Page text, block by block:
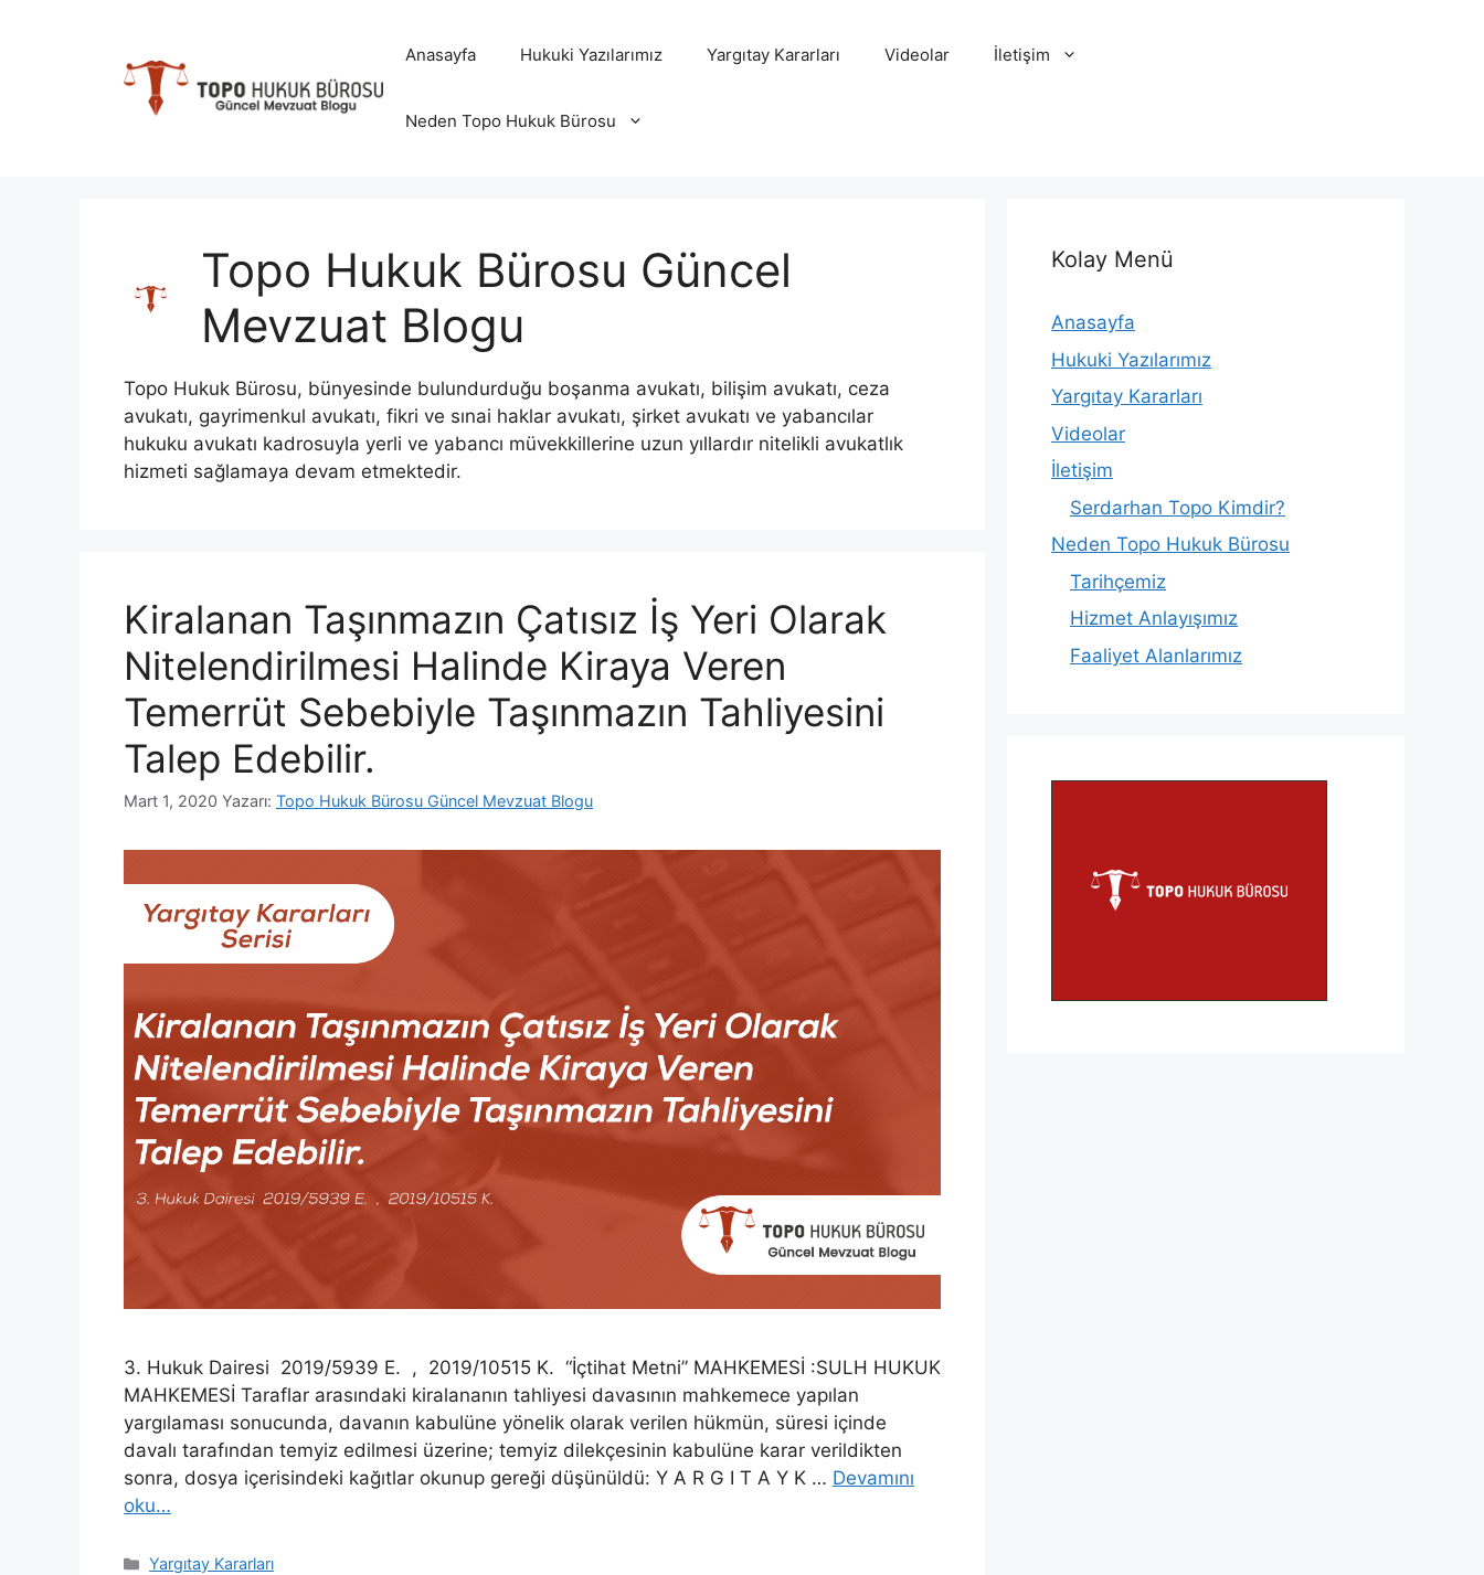
Anasayfa Hukuki Yazılarımız Yargıtay Kararları Videolar İletişim
Neden Topo Hukuk Bürosu
Topo Hukuk Bürosu Güncel
Mevzuat Blogu
Topo Hukuk Bürosu, bünyesinde bulundurduğu boşanma avukatı, bilişim avukatı, ceza
avukatı, gayrimenkul avukatı, fikri ve sınai haklar avukatı, şirket avukatı ve yabancılar
hukuku avukatı kadrosuyla yerli ve yabancı müvekkillerine uzun yıllardır nitelikli avukatlık
hizmeti sağlamaya devam etmektedir.
Kiralanan Taşınmazın Çatısız İş Yeri Olarak
Nitelendirilmesi Halinde Kiraya Veren
Temerrüt Sebebiyle Taşınmazın Tahliyesini
Talep Edebilir.
Mart 1, 2020 Yazarı: Topo Hukuk Bürosu Güncel Mevzuat Blogu
3. Hukuk Dairesi 2019/5939 E. , 2019/10515 K. “İçtihat Metni” MAHKEMESİ :SULH HUKUK
MAHKEMESİ Taraflar arasındaki kiralananın tahliyesi davasının mahkemece yapılan
yargılaması sonucunda, davanın kabulüne yönelik olarak verilen hükmün, süresi içinde
davalı tarafından temyiz edilmesi üzerine; temyiz dilekçesinin kabulüne karar verildikten
sonra, dosya içerisindeki kağıtlar okunup gereği düşünüldü: Y A R G I T A Y K … Devamını
oku…
Kategoriler
Yargıtay Kararları
Kolay Menü
Anasayfa
Hukuki Yazılarımız
Yargıtay Kararları
Videolar
İletişim
Serdarhan Topo Kimdir?
Neden Topo Hukuk Bürosu
Tarihçemiz
Hizmet Anlayışımız
Faaliyet Alanlarımız